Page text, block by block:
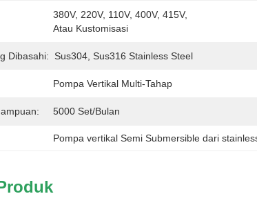
380V, 220V, 110V, 400V, 415V,
Atau Kustomisasi
Dibasahi: Sus304, Sus316 Stainless Steel
Pompa Vertikal Multi-Tahap
5000 Set/bulan
Pompa vertikal Semi Submersible dari